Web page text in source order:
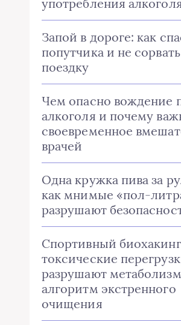
употребления
Запой в дороге: как
попутчика и не сорвать
поездку
Чем опасно вождение
алкоголя и почему
своевременное
врачей
Одна кружка пива за
как мнимые «пол-
разрушают
Спортивный
токсические
разрушают
алгоритм экстренного
очищения